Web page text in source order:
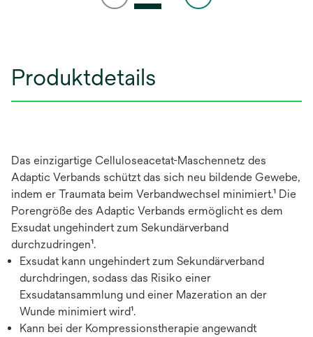
Produktdetails
Das einzigartige Celluloseacetat-Maschennetz des
Adaptic Verbands schützt das sich neu bildende Gewebe,
indem er Traumata beim Verbandwechsel minimiert.¹ Die
Porengröße des Adaptic Verbands ermöglicht es dem
Exsudat ungehindert zum Sekundärverband
durchzudringen¹.
Exsudat kann ungehindert zum Sekundärverband
durchdringen, sodass das Risiko einer
Exsudatansammlung und einer Mazeration an der
Wunde minimiert wird¹.
Kann bei der Kompressionstherapie angewandt